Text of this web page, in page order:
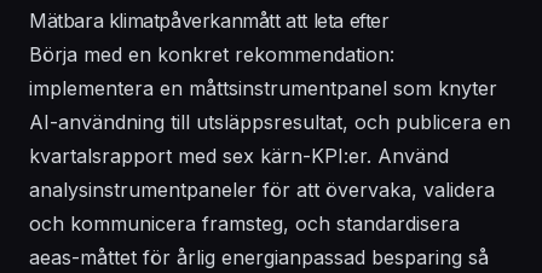
Mätbara klimatpåverkanmått att leta efter
Börja med en konkret rekommendation:
implementera en måttsinstrumentpanel som knyter
AI-användning till utsläppsresultat, och publicera en
kvartalsrapport med sex kärn-KPI:er. Använd
analysinstrumentpaneler för att övervaka, validera
och kommunicera framsteg, och standardisera
aeas-måttet för årlig energianpassad besparing så